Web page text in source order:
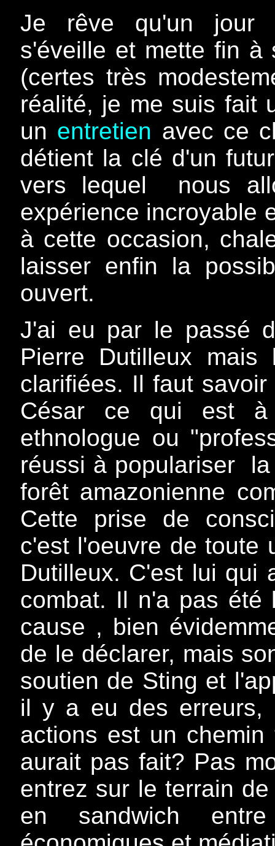
Je rêve qu'un jour
s'éveille et mette fin à
(certes très
réalité, je me suis fait
un entretien avec ce
détient la clé d'un
vers lequel nous
expérience incroyable
à cette occasion,
laisser enfin la
ouvert.
J'ai eu par le passé
Pierre Dutilleux mais
clarifiées. Il faut
César ce qui est à
ethnologue ou
réussi à populariser
forêt amazonienne
Cette prise de
c'est l'oeuvre de toute
Dutilleux. C'est lui qui
combat. Il n'a pas été
cause , bien
de le déclarer, mais
soutien de Sting et
il y a eu des erreurs,
actions est un
aurait pas fait? Pas
entrez sur le terrain
en sandwich